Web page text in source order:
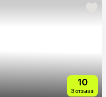
10
3 отзыва